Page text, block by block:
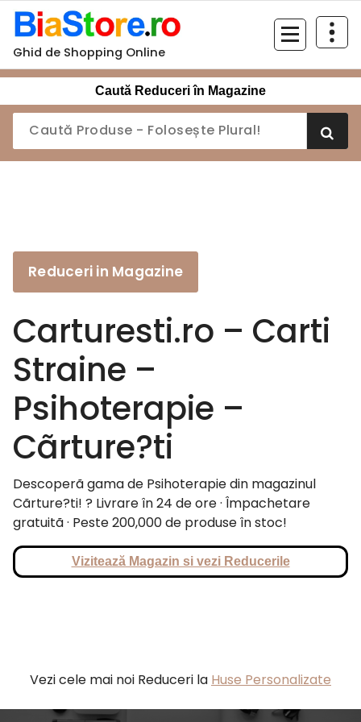
Sari
conținut
Ghid de Shopping Online
Caută Reduceri în Magazine
Reduceri in Magazine
Carturesti.ro – Carti
Straine –
Psihoterapie –
Cãrture?ti
Descoperã gama de Psihoterapie din magazinul
Cãrture?ti! ? Livrare în 24 de ore · Împachetare
gratuitã · Peste 200,000 de produse în stoc!
Vizitează Magazin si vezi Reducerile
Vezi cele mai noi Reduceri la Huse Personalizate